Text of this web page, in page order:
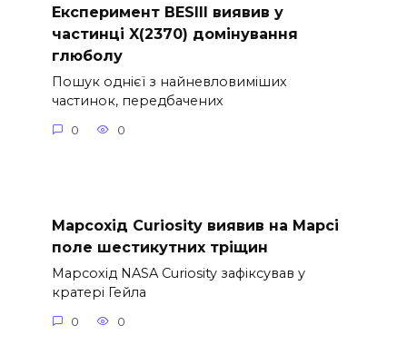
Експеримент BESIII виявив у
частинці X(2370) домінування
глюболу
Пошук однієї з найневловиміших
частинок, передбачених
0 0
Марсохід Curiosity виявив на Марсі
поле шестикутних тріщин
Марсохід NASA Curiosity зафіксував у
кратері Гейла
0 0